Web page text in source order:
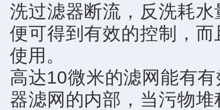
洗过滤器断流，反洗耗
便可得到有效的控制，
使用。
高达10微米的滤网能有
器滤网的内部，当污物